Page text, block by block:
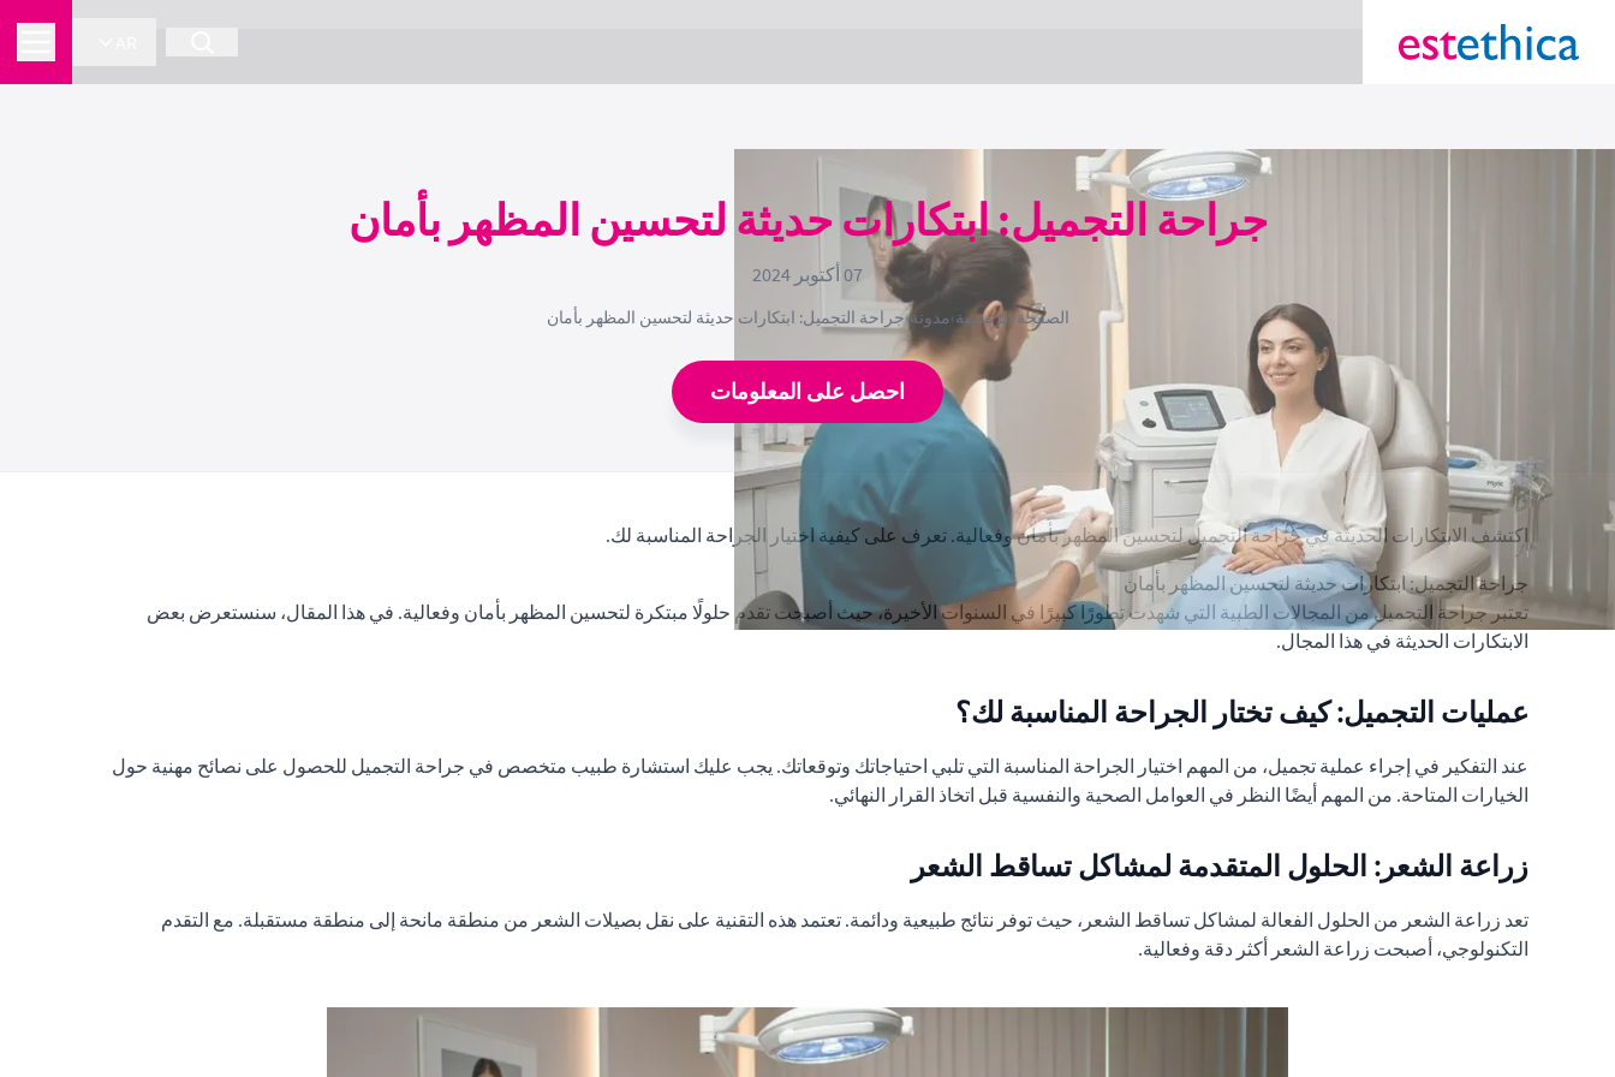
جراحة التجميل: ابتكارات حديثة لتحسين المظهر بأمان
07 أكتوبر 2024
الصفحة الرئيسية›مدونة›جراحة التجميل: ابتكارات حديثة لتحسين المظهر بأمان
احصل على المعلومات
اكتشف الابتكارات الحديثة في جراحة التجميل لتحسين المظهر بأمان وفعالية. تعرف على كيفية اختيار الجراحة المناسبة لك.
جراحة التجميل: ابتكارات حديثة لتحسين المظهر بأمان
تعتبر جراحة التجميل من المجالات الطبية التي شهدت تطورًا كبيرًا في السنوات الأخيرة، حيث أصبحت تقدم حلولًا مبتكرة لتحسين المظهر بأمان وفعالية. في هذا المقال، سنستعرض بعض
الابتكارات الحديثة في هذا المجال.
عمليات التجميل: كيف تختار الجراحة المناسبة لك؟
عند التفكير في إجراء عملية تجميل، من المهم اختيار الجراحة المناسبة التي تلبي احتياجاتك وتوقعاتك. يجب عليك استشارة طبيب متخصص في جراحة التجميل للحصول على نصائح مهنية حول
الخيارات المتاحة. من المهم أيضًا النظر في العوامل الصحية والنفسية قبل اتخاذ القرار النهائي.
زراعة الشعر: الحلول المتقدمة لمشاكل تساقط الشعر
تعد زراعة الشعر من الحلول الفعالة لمشاكل تساقط الشعر، حيث توفر نتائج طبيعية ودائمة. تعتمد هذه التقنية على نقل بصيلات الشعر من منطقة مانحة إلى منطقة مستقبلة. مع التقدم
التكنولوجي، أصبحت زراعة الشعر أكثر دقة وفعالية.